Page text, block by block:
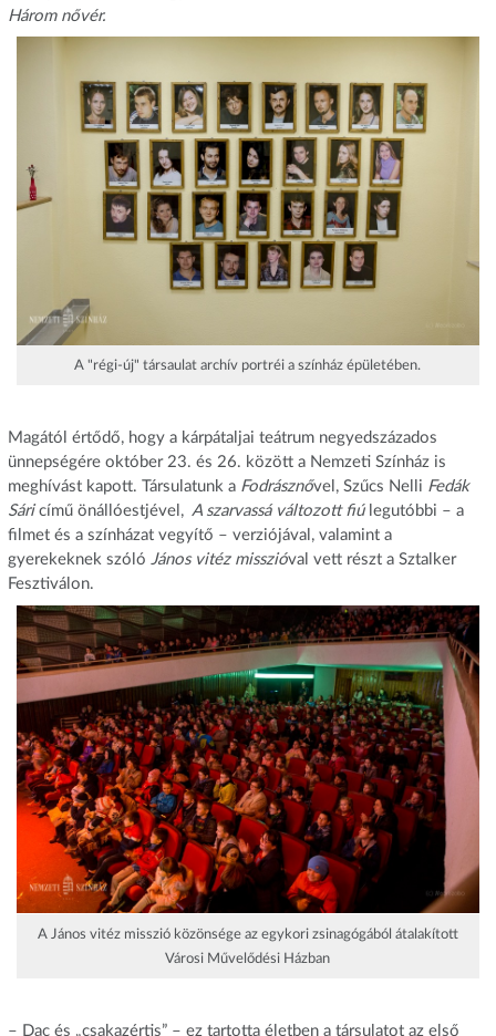
Három nővér.
A "régi-új" társaulat archív portréi a színház épületében.
Magától értődő, hogy a kárpátaljai teátrum negyedszázados
ünnepségére október 23. és 26. között a Nemzeti Színház is
meghívást kapott. Társulatunk a Fodrásznővel, Szűcs Nelli Fedák
Sáricímű önállóestjével, A szarvassá változott fiúlegutóbbi – a
filmet és a színházat vegyítő – verziójával, valamint a
gyerekeknek szóló János vitéz misszióval vett részt a Sztalker
Fesztiválon.
A János vitéz misszió közönsége az egykori zsinagógából átalakított
Városi Művelődési Házban
– Dac és „csakazértis” – ez tartotta életben a társulatot az első